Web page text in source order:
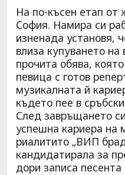
На по-късен етап от
София. Намира си
изненада установя,
влиза купуването
прочита обява,
певица с готов
музикалната й
където пее в
След завръщането
успешна кариера на
риалитито „ВИП
кандидатирала за
дори записа